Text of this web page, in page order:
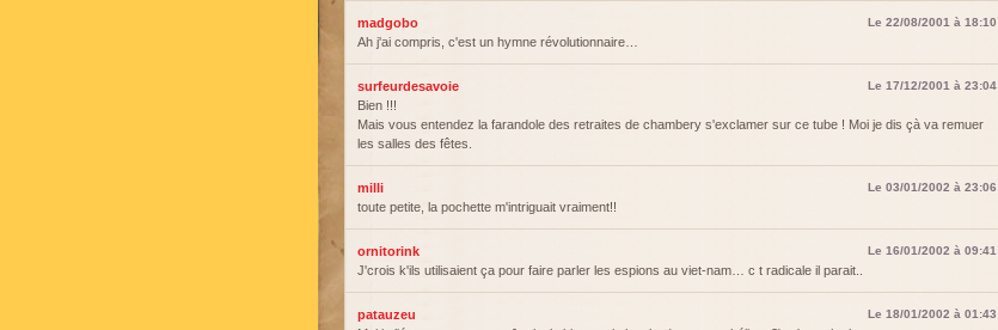
madgobo Le 22/08/2001 à 18:10
Ah j'ai compris, c'est un hymne révolutionnaire…
surfeurdesavoie Le 17/12/2001 à 23:04
Bien !!!
Mais vous entendez la farandole des retraites de chambery s'exclamer sur ce tube ! Moi je dis çà va remuer
les salles des fêtes.
milli Le 03/01/2002 à 23:06
toute petite, la pochette m'intriguait vraiment!!
ornitorink Le 16/01/2002 à 09:41
J'crois k'ils utilisaient ça pour faire parler les espions au viet-nam… c t radicale il parait..
patauzeu Le 18/01/2002 à 01:43